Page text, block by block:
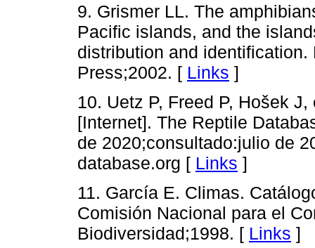
9. Grismer LL. The
Pacific islands, and the
distribution and
Press;2002. [ Links ]
10. Uetz P, Freed P, Hošek
[Internet]. The Reptile
de 2020;consultado:julio de
database.org [ Links ]
11. García E. Climas.
Comisión Nacional para el
Biodiversidad;1998. [ Links ]